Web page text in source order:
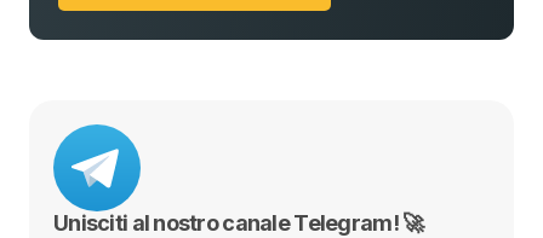
Unisciti al nostro canale Telegram! 🚀